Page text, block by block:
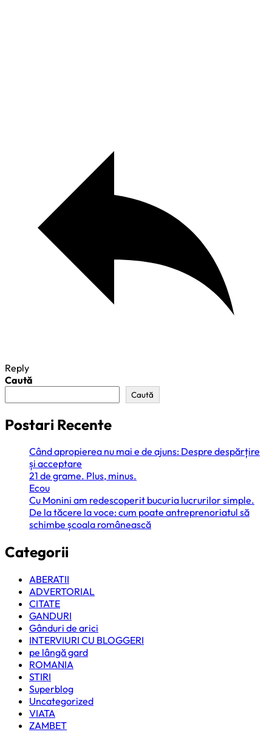
Reply
Caută
Caută
Postari Recente
Când apropierea nu mai e de ajuns: Despre despărțire
și acceptare
21 de grame. Plus, minus.
Ecou
Cu Monini am redescoperit bucuria lucrurilor simple.
De la tăcere la voce: cum poate antreprenoriatul să
schimbe școala românească
Categorii
ABERATII
ADVERTORIAL
CITATE
GANDURI
Gânduri de arici
INTERVIURI CU BLOGGERI
pe lângă gard
ROMANIA
STIRI
Superblog
Uncategorized
VIATA
ZAMBET